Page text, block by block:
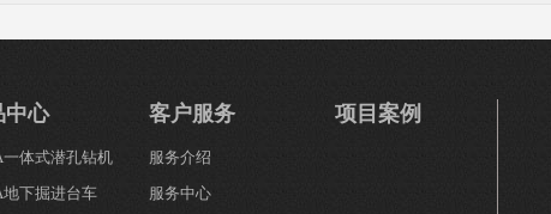
中心
一体式潜孔钻机
地下掘进台车
客户服务
服务介绍
服务中心
项目案例